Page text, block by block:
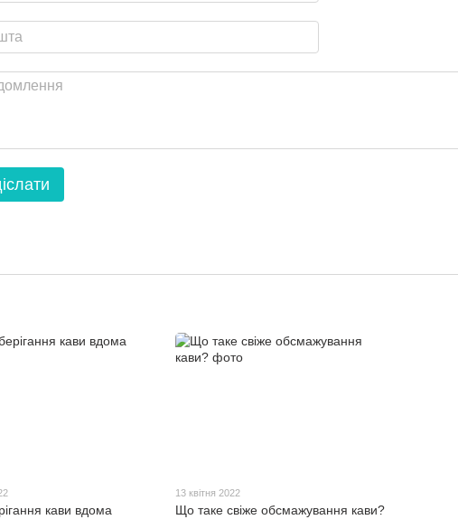
кави вдома
13 квітня 2022
Що таке свіже обсмажування кави?